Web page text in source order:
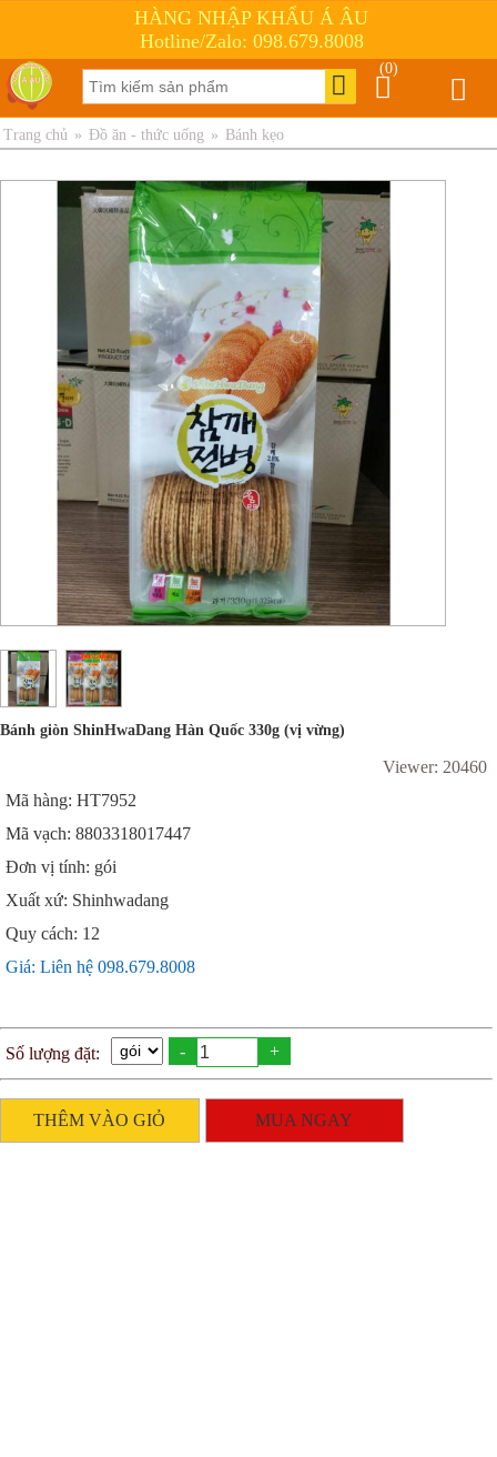
HÀNG NHẬP KHẨU Á ÂU
Hotline/Zalo: 098.679.8008
(0)
Trang chủ » Đồ ăn - thức uống » Bánh kẹo
Bánh giòn ShinHwaDang Hàn Quốc 330g (vị vừng)
Viewer: 20460
Mã hàng: HT7952
Mã vạch: 8803318017447
Đơn vị tính: gói
Xuất xứ: Shinhwadang
Quy cách: 12
Giá: Liên hệ 098.679.8008
Số lượng đặt: - +
THÊM VÀO GIỎ MUA NGAY